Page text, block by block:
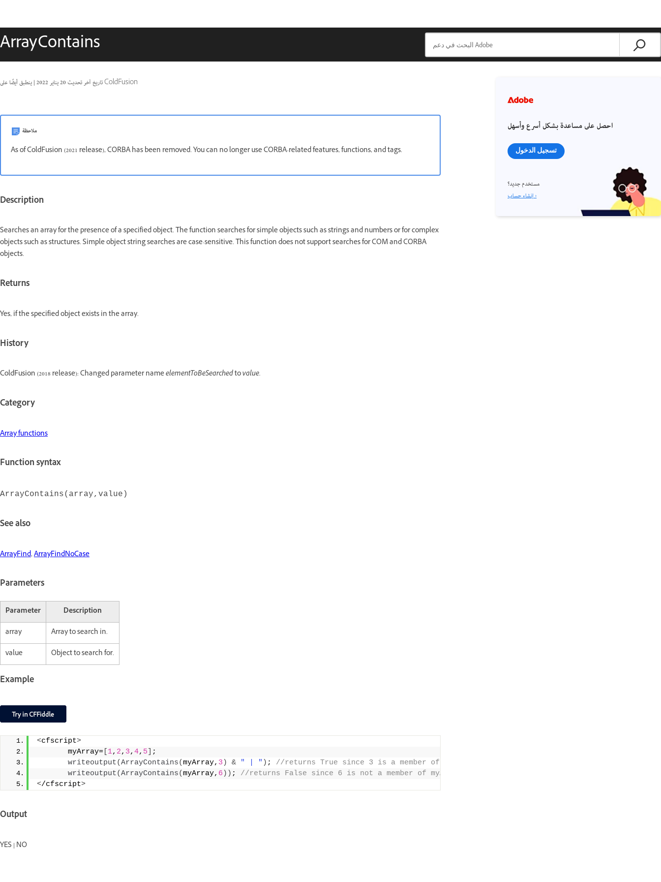
ArrayContains
تاريخ آخر تحديث20 يناير 2022 | ينطبق أيضًا على ColdFusion
ملاحظة
As of ColdFusion (2021 release), CORBA has been removed. You can no longer use CORBA-related features, functions, and tags.
Description
Searches an array for the presence of a specified object. The function searches for simple objects such as strings and numbers or for complex
objects such as structures. Simple object string searches are case-sensitive. This function does not support searches for COM and CORBA
objects.
Returns
Yes, if the specified object exists in the array.
History
ColdFusion (2018 release): Changed parameter nameelementToBeSearchedtovalue.
Category
Array functions
Function syntax
ArrayContains(array,value)
See also
ArrayFind,ArrayFindNoCase
Parameters
Parameter
Description
array
Array to search in.
value
Object to search for.
Example
<cfscript>
       myArray=
1, 2, 3, 4, 5
;
writeoutput(ArrayContains(myArray, 3 ) & " | " ) ;
//returns True since 3 is a member of myArray
writeoutput(ArrayContains(myArray, 6 )) ;
//returns False since 6 is not a member of myArray
</cfscript>
Output
YES | NO
احصل على مساعدة بشكل أسرع وأسهل
تسجيل الدخول
مستخدم جديد؟
إنشاء حساب ›